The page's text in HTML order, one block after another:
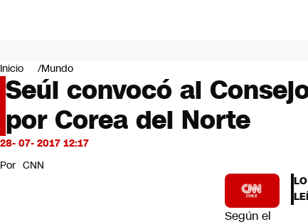
Mundo
Negocios
Deportes
Programas completos
Cultura
Servicios
Bits
CNN Data
Inicio Mundo
Seúl convocó al
por Corea del Norte
28- 07- 2017 12:17
Por CNN
Según el